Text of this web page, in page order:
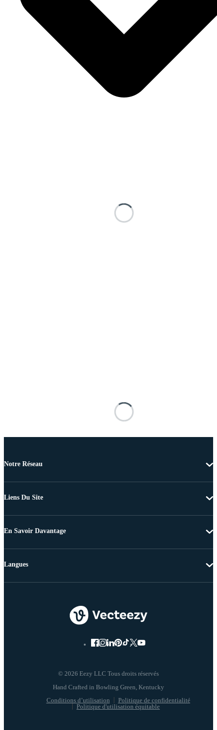
Notre Réseau
Liens Du Site
En Savoir Davantage
© 2026 Eezy LLC Tous droits réservés
Conditions d’utilisation
Politique de confidentialité
Politique d'utilisation équitable
Langues